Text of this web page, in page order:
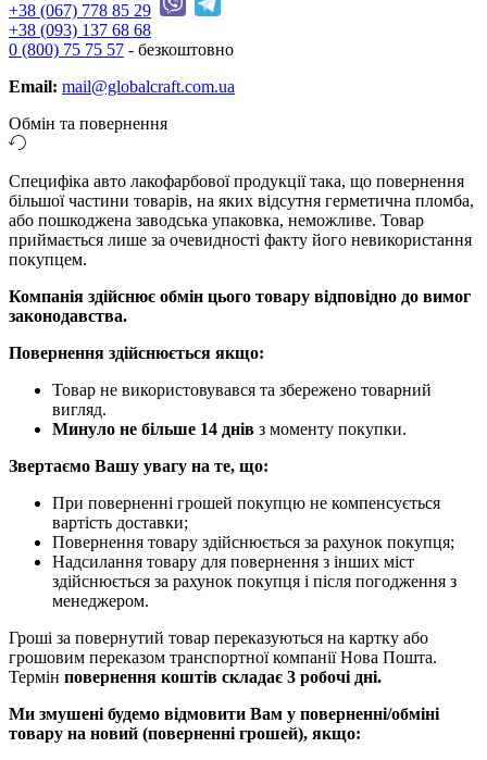
+38 (067) 778 85 29
+38 (093) 137 68 68
0 (800) 75 75 57 - безкоштовно
Email: mail@globalcraft.com.ua
Обмін та повернення
Специфіка авто лакофарбової продукції така, що повернення
більшої частини товарів, на яких відсутня герметична пломба,
або пошкоджена заводська упаковка, неможливе. Товар
приймається лише за очевидності факту його невикористання
покупцем.
Компанія здійснює обмін цього товару відповідно до вимог
законодавства.
Повернення здійснюється якщо:
Товар не використовувався та збережено товарний
вигляд.
Минуло не більше 14 днів з моменту покупки.
Звертаємо Вашу увагу на те, що:
При поверненні грошей покупцю не компенсується
вартість доставки;
Повернення товару здійснюється за рахунок покупця;
Надсилання товару для повернення з інших міст
здійснюється за рахунок покупця і після погодження з
менеджером.
Гроші за повернутий товар переказуються на картку або
грошовим переказом транспортної компанії Нова Пошта.
Термін повернення коштів складає 3 робочі дні.
Ми змушені будемо відмовити Вам у поверненні/обміні
товару на новий (поверненні грошей), якщо: